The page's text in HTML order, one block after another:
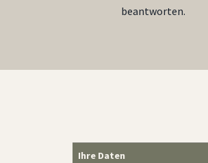
beantworten.
Ihre Daten